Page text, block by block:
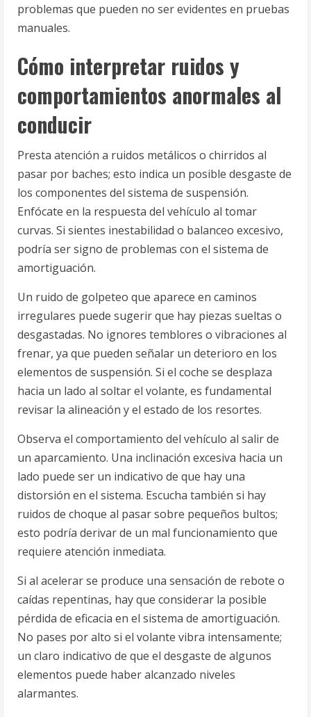
problemas que pueden no ser evidentes en pruebas
manuales.
Cómo interpretar ruidos y
comportamientos anormales al
conducir
Presta atención a ruidos metálicos o chirridos al
pasar por baches; esto indica un posible desgaste de
los componentes del sistema de suspensión.
Enfócate en la respuesta del vehículo al tomar
curvas. Si sientes inestabilidad o balanceo excesivo,
podría ser signo de problemas con el sistema de
amortiguación.
Un ruido de golpeteo que aparece en caminos
irregulares puede sugerir que hay piezas sueltas o
desgastadas. No ignores temblores o vibraciones al
frenar, ya que pueden señalar un deterioro en los
elementos de suspensión. Si el coche se desplaza
hacia un lado al soltar el volante, es fundamental
revisar la alineación y el estado de los resortes.
Observa el comportamiento del vehículo al salir de
un aparcamiento. Una inclinación excesiva hacia un
lado puede ser un indicativo de que hay una
distorsión en el sistema. Escucha también si hay
ruidos de choque al pasar sobre pequeños bultos;
esto podría derivar de un mal funcionamiento que
requiere atención inmediata.
Si al acelerar se produce una sensación de rebote o
caídas repentinas, hay que considerar la posible
pérdida de eficacia en el sistema de amortiguación.
No pases por alto si el volante vibra intensamente;
un claro indicativo de que el desgaste de algunos
elementos puede haber alcanzado niveles
alarmantes.